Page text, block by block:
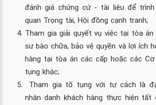
đánh giá chứng cứ - tài liệu để
quan Trọng tài, Hội đồng cạnh tranh;
Tham gia giải quyết vụ việc tại tòa
sư bào chữa, bảo vệ quyền và lợi ích
hàng tại tòa án các cấp hoặc các
tụng khác;
Tham gia tố tụng với tư cách là
nhân danh khách hàng thực hiện tất